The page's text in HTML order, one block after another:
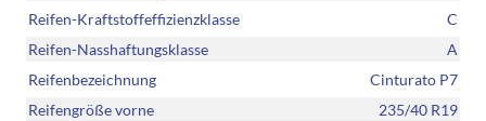
Reifen-Kraftstoffeffizienzklasse
C
Reifen-Nasshaftungsklasse
A
Reifenbezeichnung
Cinturato P7
Reifengröße vorne
235/40 R19